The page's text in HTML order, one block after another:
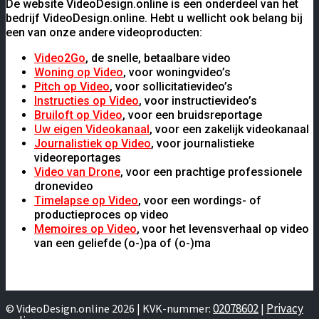
De website VideoDesign.online is een onderdeel van het
bedrijf VideoDesign.online. Hebt u wellicht ook belang bij
een van onze andere videoproducten:
Video2Go, de snelle, betaalbare video
Woning op Video, voor woningvideo’s
Pitch op Video, voor sollicitatievideo’s
Instructies op Video, voor instructievideo’s
Bruiloft op Video, voor een bruidsreportage
Uw eigen Videokanaal, voor een zakelijk videokanaal
Journalistiek op Video, voor journalistieke
videoreportages
Video van Drone, voor een prachtige professionele
dronevideo
Timelapse op Video, voor een wordings- of
productieproces op video
Memoires op Video, voor het levensverhaal op video
van een geliefde (o-)pa of (o-)ma
© VideoDesign.online 2026 | KVK-nummer: 02078602 | Privacy